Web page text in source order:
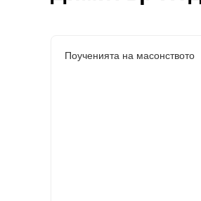
Поученията на масонството